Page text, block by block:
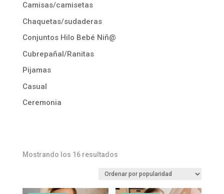
Camisas/camisetas
Chaquetas/sudaderas
Conjuntos Hilo Bebé Niñ@
Cubrepañal/Ranitas
Pijamas
Casual
Ceremonia
Mostrando los 16 resultadosOrdenado
popularidad